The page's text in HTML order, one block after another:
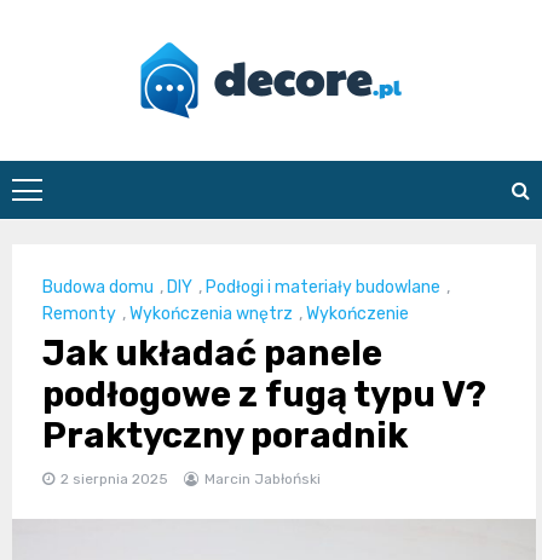
decore.pl
Budowa domu , DIY , Podłogi i materiały budowlane ,
Remonty ,Wykończenia wnętrz ,Wykończenie
Jak układać panele
podłogowe z fugą typu V?
Praktyczny poradnik
2 sierpnia 2025 Marcin Jabłoński